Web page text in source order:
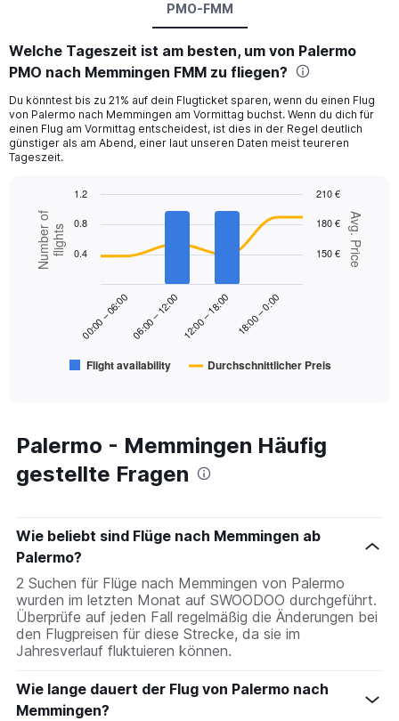
PMO-FMM
Welche Tageszeit ist am besten, um von Palermo
PMO nach Memmingen FMM zu fliegen?
Du könntest bis zu 21% auf dein Flugticket sparen, wenn du einen Flug
von Palermo nach Memmingen am Vormittag buchst. Wenn du dich für
einen Flug am Vormittag entscheidest, ist dies in der Regel deutlich
günstiger als am Abend, einer laut unseren Daten meist teureren
Tageszeit.
Combination
chart
with
data
categories.
Range:
6
categories.
chart
has
2
axes
displaying
Avg.
Price
and
Number
of
flights.
Chart
graphic.
Avg. Price
Number offlights
Flight availability Durchschnittlicher Preis
00:00 – 06:0006:00 – 12:00 12:00 – 18:00 18:00 – 0:00
150 €
180 €
210 €
0.4
0.8
1.2
Palermo - Memmingen Häufig
gestellte Fragen
Wie beliebt sind Flüge nach Memmingen ab
Palermo?
2 Suchen für Flüge nach Memmingen von Palermo
wurden im letzten Monat auf SWOODOO durchgeführt.
Überprüfe auf jeden Fall regelmäßig die Änderungen bei
den Flugpreisen für diese Strecke, da sie im
Jahresverlauf fluktuieren können.
Wie lange dauert der Flug von Palermo nach
Memmingen?